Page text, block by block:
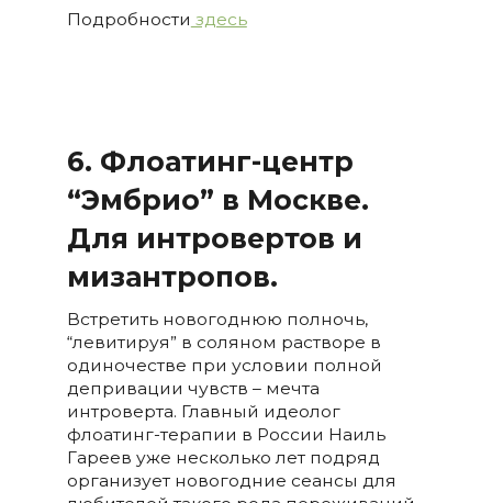
Подробности здесь
6. Флоатинг-центр
“Эмбрио” в Москве.
Для интровертов и
мизантропов.
Встретить новогоднюю полночь,
“левитируя” в соляном растворе в
одиночестве при условии полной
депривации чувств – мечта
интроверта. Главный идеолог
флоатинг-терапии в России Наиль
Гареев уже несколько лет подряд
организует новогодние сеансы для